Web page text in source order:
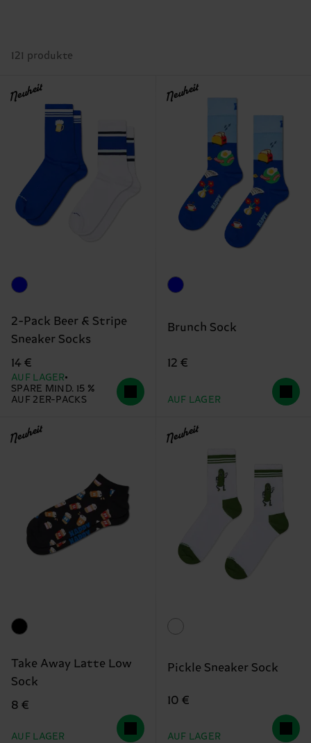
121 produkte
Neuheit
2-Pack Beer & Stripe
Sneaker Socks
14 €
AUF LAGER
SPARE MIND. 15 %
AUF 2ER-PACKS
Neuheit
Brunch Sock
12 €
AUF LAGER
Neuheit
Take Away Latte Low
Sock
8 €
AUF LAGER
Neuheit
Pickle Sneaker Sock
10 €
AUF LAGER